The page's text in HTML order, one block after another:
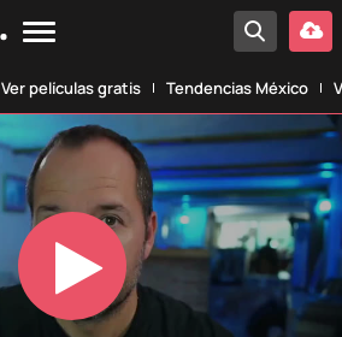
Ver películas gratis Tendencias México
Play